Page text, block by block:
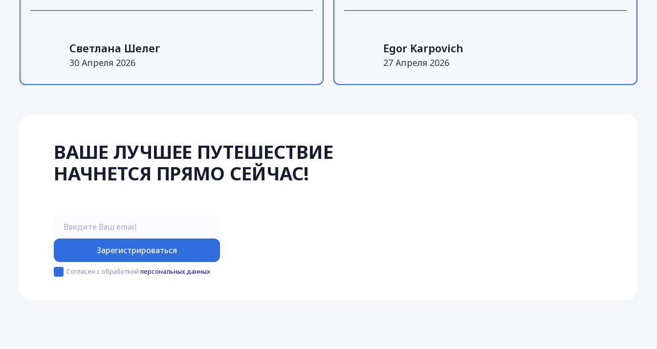
Светлана Шелег
30 Апреля 2026
Egor Karpovich
27 Апреля 2026
ВАШЕ ЛУЧШЕЕ ПУТЕШЕСТВИЕ
НАЧНЕТСЯ ПРЯМО СЕЙЧАС!
Зарегистрироваться
Согласен с обработкой персональных данных